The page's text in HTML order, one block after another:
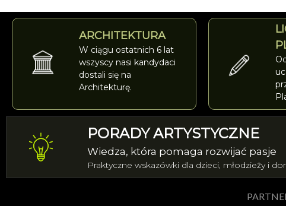
ARCHITEKTURA
W ciągu ostatnich 6 lat
wszyscy nasi kandydaci
dostali się na
Architekturę.
PORADY ARTYSTYCZNE
Wiedza, która pomaga rozwijać pasje
Praktyczne wskazówki dla dzieci, młodzieży i